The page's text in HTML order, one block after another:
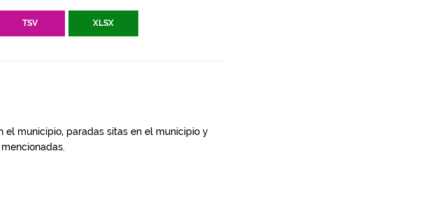
TSV XLSX
el municipio, paradas sitas en el municipio y